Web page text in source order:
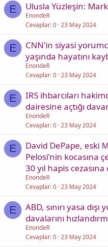
E Ulusla Yüzleşin:
EnondeR
Cevaplar 0 23 May 2024
E
CNN'in siyasi
yaşında hayatını
EnondeR
Cevaplar 0 23 May 2024
E
IRS ihbarcıları
dairesine açtığı
EnondeR
Cevaplar 0 23 May 2024
E
David DePape, eski
Pelosi'nin kocasına
30 yıl hapis cezasına
EnondeR
Cevaplar 0 23 May 2024
E
ABD, sınırı yasa
davalarını
EnondeR
Cevaplar 0 23 May 2024